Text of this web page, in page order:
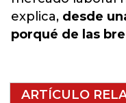
explica, desde
porqué de las
ARTÍCULO